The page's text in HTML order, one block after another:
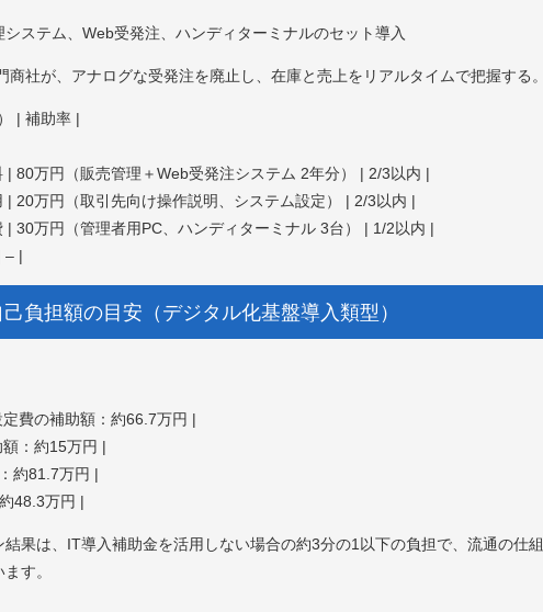
ステム、Web受発注、ハンディターミナルのセット導入
商社が、アナログな受発注を廃止し、在庫と売上をリアルタイムで把握する
| 補助率 |
80万円（販売管理＋Web受発注システム 2年分） | 2/3以内 |
20万円（取引先向け操作説明、システム設定） | 2/3以内 |
30万円（管理者用PC、ハンディターミナル 3台） | 1/2以内 |
– |
負担額の目安（デジタル化基盤導入類型）
費の補助額：約66.7万円 |
：約15万円 |
約81.7万円 |
48.3万円 |
果は、IT導入補助金を活用しない場合の約3分の1以下の負担で、流通の仕
す。